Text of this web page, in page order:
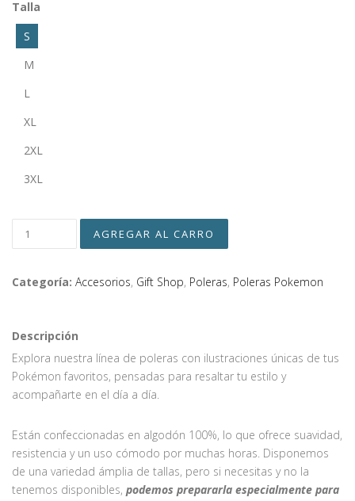
Talla
S
M
L
XL
2XL
3XL
Categoría: Accesorios, Gift Shop, Poleras, Poleras Pokemon
Descripción
Explora nuestra línea de poleras con ilustraciones únicas de tus
Pokémon favoritos, pensadas para resaltar tu estilo y
acompañarte en el día a día.
Están confeccionadas en algodón 100%, lo que ofrece suavidad,
resistencia y un uso cómodo por muchas horas. Disponemos
de una variedad ámplia de tallas, pero si necesitas y no la
tenemos disponibles, podemos prepararla especialmente para